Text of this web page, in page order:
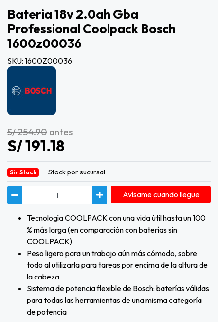
Bateria 18v 2.0ah Gba
Professional Coolpack Bosch
1600z00036
SKU: 1600Z00036
S/ 254.90 antes
S/ 191.18
Sin Stock Stock por sucursal
Avísame cuando llegue
Tecnología COOLPACK con una vida útil hasta un 100
% más larga (en comparación con baterías sin
COOLPACK)
Peso ligero para un trabajo aún más cómodo, sobre
todo al utilizarla para tareas por encima de la altura de
la cabeza
Sistema de potencia flexible de Bosch: baterías válidas
para todas las herramientas de una misma categoría
de potencia